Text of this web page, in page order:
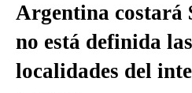
Argentina costará
no está definida
localidades del